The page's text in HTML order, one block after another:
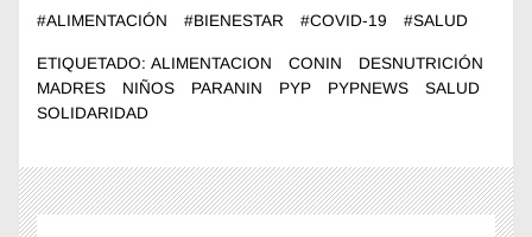
#ALIMENTACIÓN #BIENESTAR #COVID-19 #SALUD
ETIQUETADO: ALIMENTACION CONIN
DESNUTRICIÓN
MADRES
NIÑOS PARANIN PYP PYPNEWS
SALUD
SOLIDARIDAD